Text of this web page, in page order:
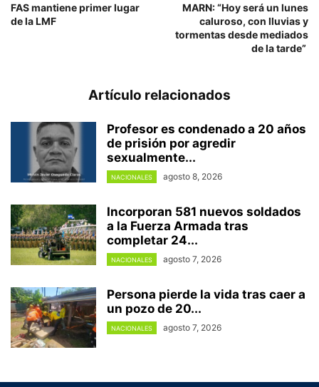
FAS mantiene primer lugar
de la LMF
MARN: “Hoy será un lunes
caluroso, con lluvias y
tormentas desde mediados
de la tarde”
Artículo relacionados
Profesor es condenado a 20 años
de prisión por agredir
sexualmente...
NACIONALES agosto 8, 2026
Incorporan 581 nuevos soldados
a la Fuerza Armada tras
completar 24...
NACIONALES agosto 7, 2026
Persona pierde la vida tras caer a
un pozo de 20...
NACIONALES agosto 7, 2026